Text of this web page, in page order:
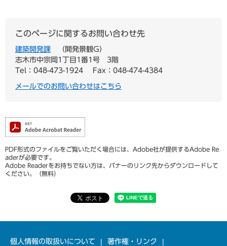
このページに関するお問い合わせ先
建築開発課
開発景観G
志木市中宗岡1丁目1番1号 3階
Tel：048-473-1924
Fax：048-474-4384
メールでのお問い合わせはこちら
PDF形式のファイルをご覧いただく場合には、Adobe社が提供するAdobe Re
aderが必要です。
Adobe Readerをお持ちでない方は、バナーのリンク先からダウンロードして
ください。（無料）
個人情報の取扱いについて 著作権・リンク